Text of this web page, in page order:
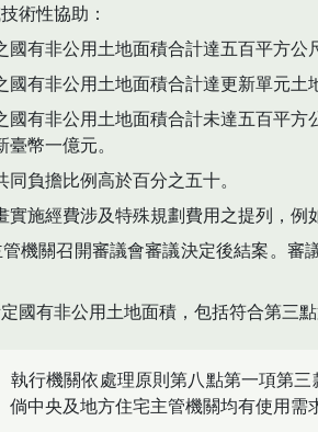
術性協助：
國有非公用土地面積合計達五百平方公
國有非公用土地面積合計達更新單元土
國有非公用土地面積合計未達五百平
幣一億元。
同負擔比例高於百分之五十。
實施經費涉及特殊規劃費用之提列，例
機關召開審議會審議決定後結案。審
國有非公用土地面積，包括符合第三點
執行機關依處理原則第八點第一項第
倘中央及地方住宅主管機關均有使用需